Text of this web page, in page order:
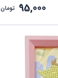
95,000 تومان